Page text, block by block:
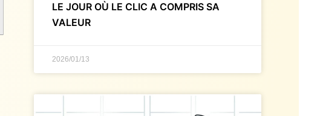
LE JOUR OÙ LE CLIC A COMPRIS SA
VALEUR
2026/01/13